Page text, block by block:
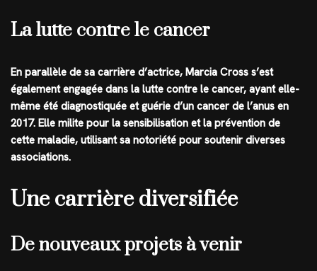
La lutte contre le cancer
En parallèle de sa carrière d’actrice, Marcia Cross s’est
également engagée dans la lutte contre le cancer, ayant elle-
même été diagnostiquée et guérie d’un cancer de l’anus en
2017. Elle milite pour la sensibilisation et la prévention de
cette maladie, utilisant sa notoriété pour soutenir diverses
associations.
Une carrière diversifiée
De nouveaux projets à venir